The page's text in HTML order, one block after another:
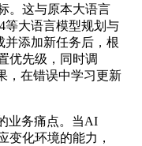
。这与原本大语言
等大语言模型规划与
并添加新任务后，根
优先级，同时调
，在错误中学习更新
业务痛点。当AI
变化环境的能力，